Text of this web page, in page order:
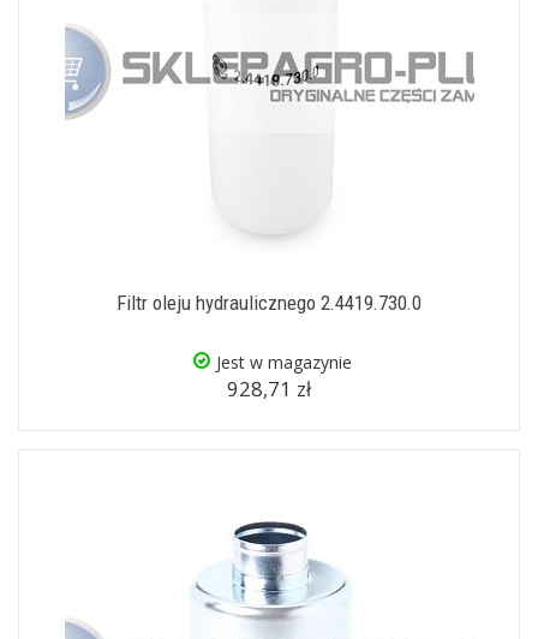
Filtr oleju hydraulicznego 2.4419.730.0
Jest w magazynie
928,71 zł